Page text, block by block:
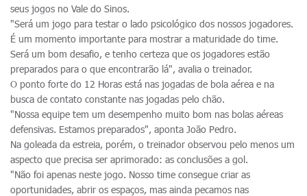
seus jogos no Vale do Sinos.
"Será um jogo para testar o lado psicológico dos nossos jogadores.
É um momento importante para mostrar a maturidade do time.
Será um bom desafio, e tenho certeza que os jogadores estão
preparados para o que encontrarão lá", avalia o treinador.
O ponto forte do 12 Horas está nas jogadas de bola aérea e na
busca de contato constante nas jogadas pelo chão.
"Nossa equipe tem um desempenho muito bom nas bolas aéreas
defensivas. Estamos preparados", aponta João Pedro.
Na goleada da estreia, porém, o treinador observou pelo menos um
aspecto que precisa ser aprimorado: as conclusões a gol.
"Não foi apenas neste jogo. Nosso time consegue criar as
oportunidades, abrir os espaços, mas ainda pecamos nas